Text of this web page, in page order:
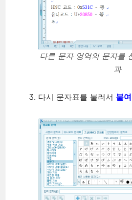
다른 문자 영역의 문자를
과
다시 문자표를 불러서 붙